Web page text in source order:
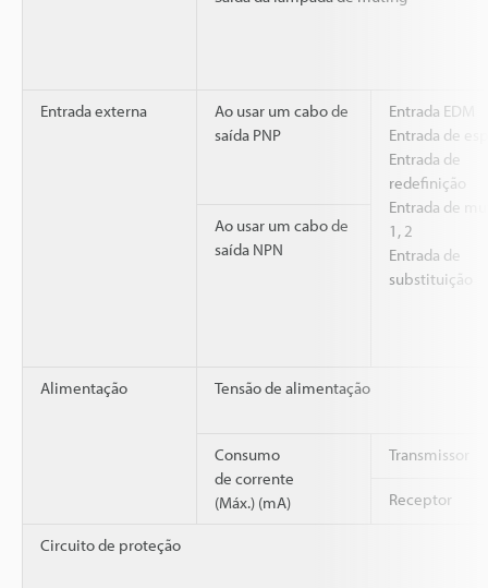
Entrada externa
Ao usar um cabo de
saída PNP
Entrada EDM
Entrada de
Entrada de
redefinição
Entrada de
1, 2
Entrada de
substituição
Ao usar um cabo de
saída NPN
Alimentação Tensão de alimentação
Consumo
de corrente
(Máx.) (mA)
Transmissor
Receptor
Circuito de proteção